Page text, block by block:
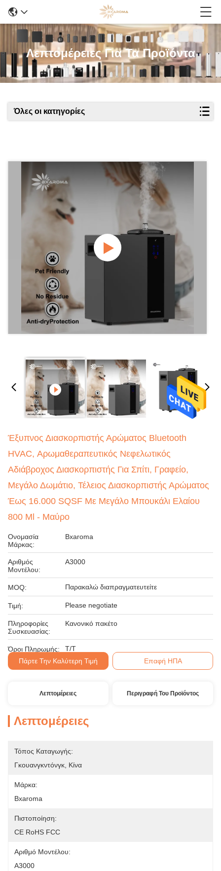
Λεπτομέρειες Για Τα Προϊόντα
Όλες οι κατηγορίες
Έξυπνος Διασκορπιστής Αρώματος Bluetooth
HVAC, Αρωμαθεραπευτικός Νεφελωτικός
Αδιάβροχος Διασκορπιστής Για Σπίτι, Γραφείο,
Μεγάλο Δωμάτιο, Τέλειος Διασκορπιστής Αρώματος
Έως 16.000 SQSF Με Μεγάλο Μπουκάλι Ελαίου
800 Ml - Μαύρο
Ονομασία
Μάρκας:
Bxaroma
Αριθμός
Μοντέλου:
A3000
MOQ: Παρακαλώ διαπραγματευτείτε
Τιμή: Please negotiate
Πληροφορίες
Συσκευασίας:
Κανονικό πακέτο
Όροι Πληρωμής:
Τ/Τ
Πάρτε Την Καλύτερη Τιμή
Επαφή ΗΠΑ
Λεπτομέρειες Περιγραφή Του Προϊόντος
Λεπτομέρειες
Τόπος Καταγωγής:
Γκουανγκντόνγκ, Κίνα
Μάρκα:
Bxaroma
Πιστοποίηση:
CE RoHS FCC
Αριθμό Μοντέλου:
A3000